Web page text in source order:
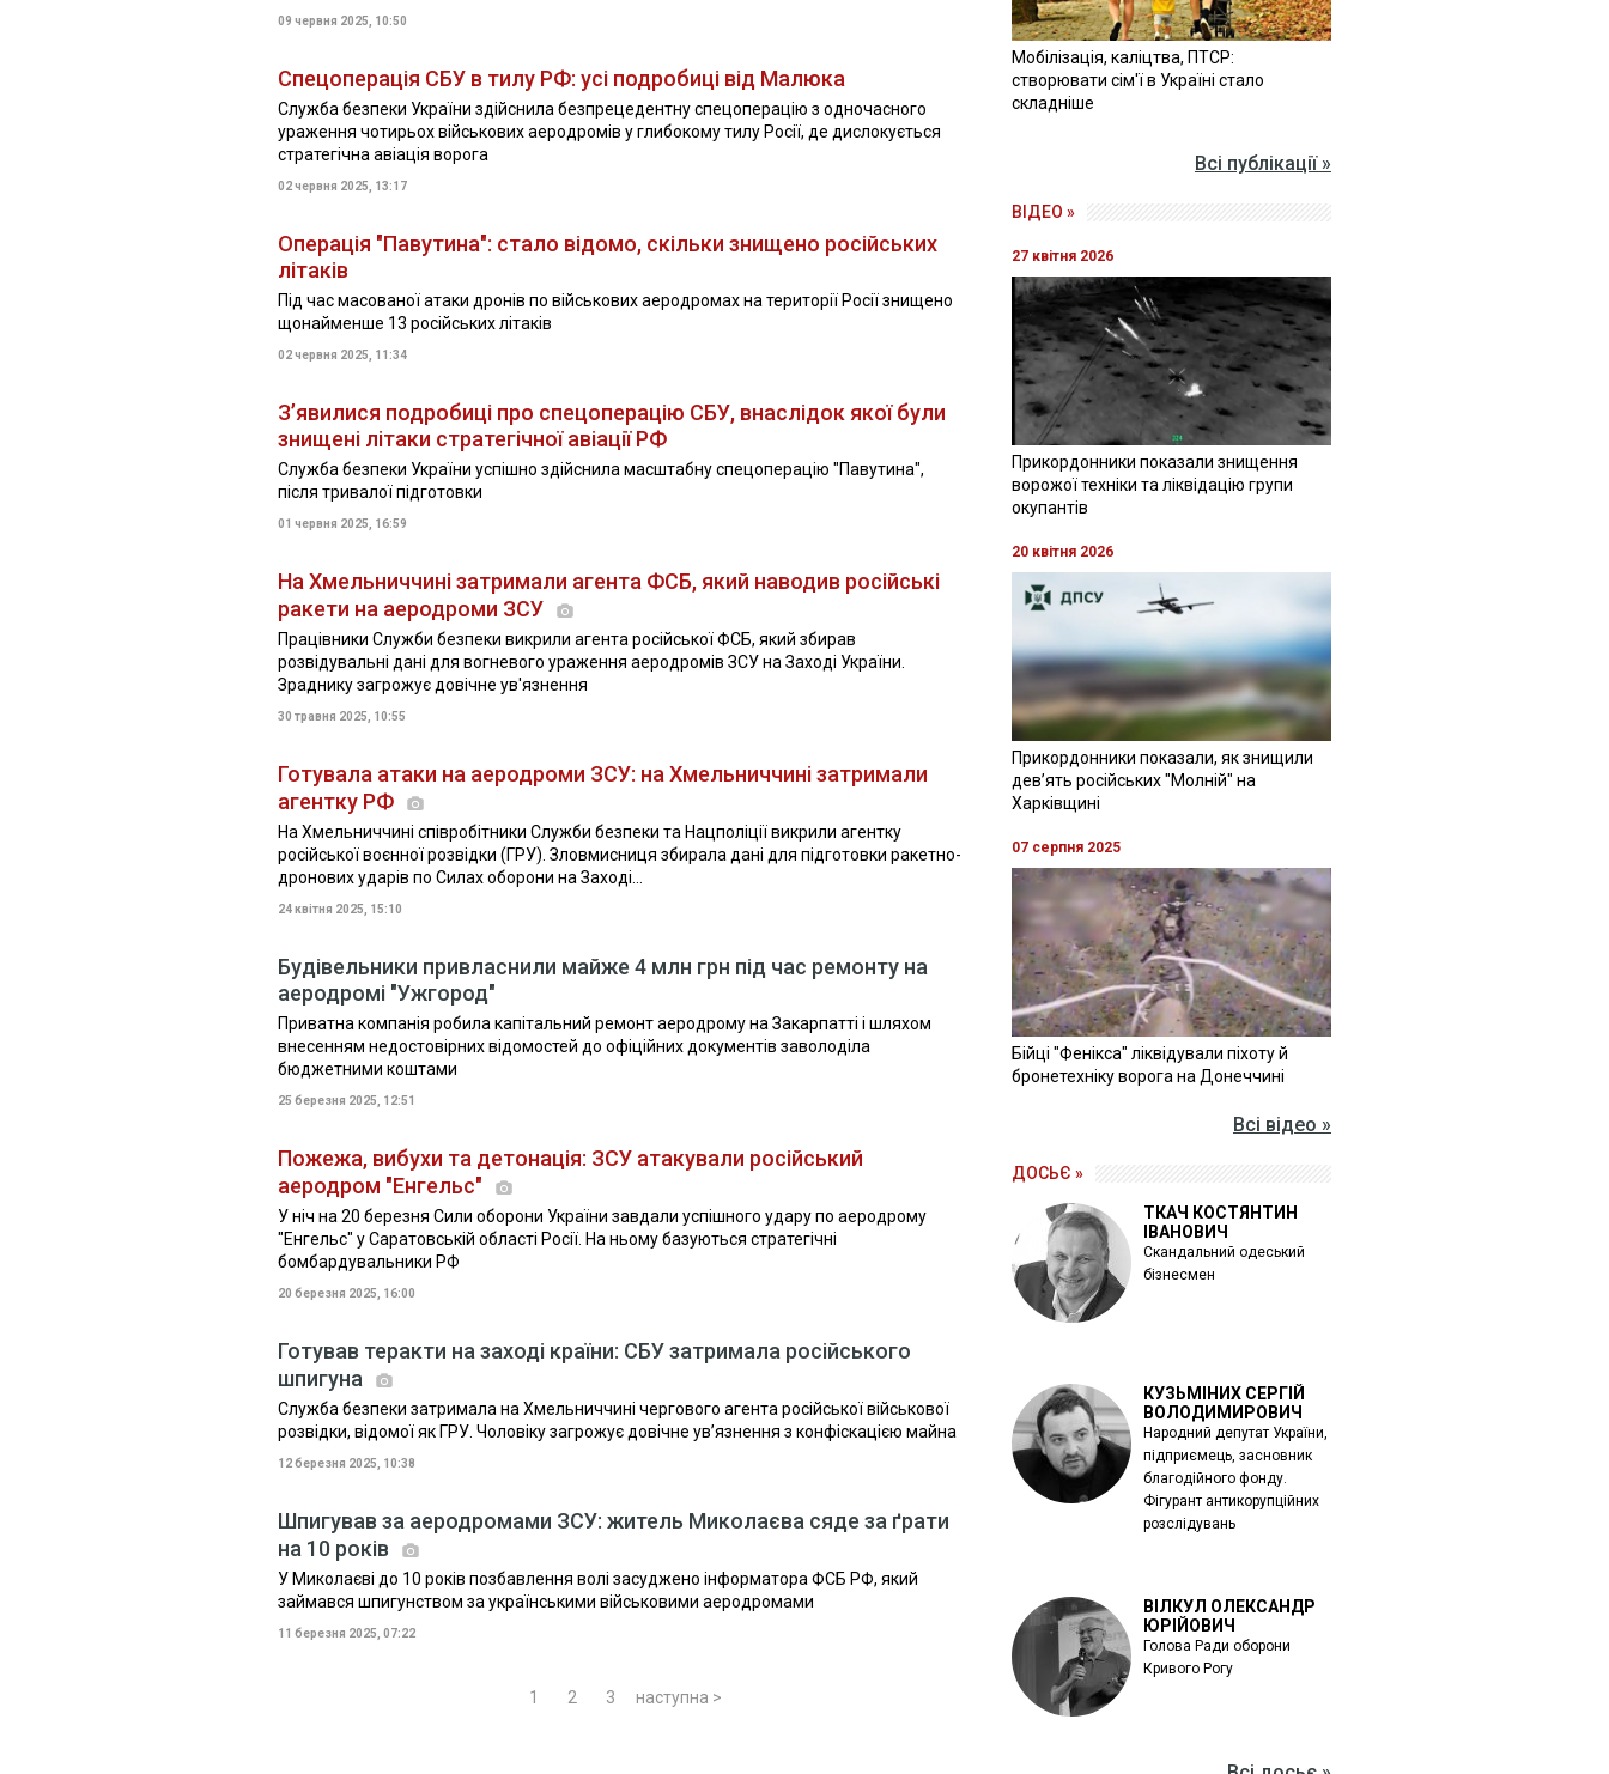
09 червня 2025, 10:50
Спецоперація СБУ в тилу РФ: усі подробиці від Малюка
Служба безпеки України здійснила безпрецедентну спецоперацію з одночасного
ураження чотирьох військових аеродромів у глибокому тилу Росії, де дислокується
стратегічна авіація ворога
02 червня 2025, 13:17
Операція "Павутина": стало відомо, скільки знищено російських
літаків
Під час масованої атаки дронів по військових аеродромах на території Росії знищено
щонайменше 13 російських літаків
02 червня 2025, 11:34
З’явилися подробиці про спецоперацію СБУ, внаслідок якої були
знищені літаки стратегічної авіації РФ
Служба безпеки України успішно здійснила масштабну спецоперацію "Павутина",
після тривалої підготовки
01 червня 2025, 16:59
На Хмельниччині затримали агента ФСБ, який наводив російські
ракети на аеродроми ЗСУ
Працівники Служби безпеки викрили агента російської ФСБ, який збирав
розвідувальні дані для вогневого ураження аеродромів ЗСУ на Заході України.
Зраднику загрожує довічне ув'язнення
30 травня 2025, 10:55
Готувала атаки на аеродроми ЗСУ: на Хмельниччині затримали
агентку РФ
На Хмельниччині співробітники Служби безпеки та Нацполіції викрили агентку
російської воєнної розвідки (ГРУ). Зловмисниця збирала дані для підготовки ракетно-
дронових ударів по Силах оборони на Заході...
24 квітня 2025, 15:10
Будівельники привласнили майже 4 млн грн під час ремонту на
аеродромі "Ужгород"
Приватна компанія робила капітальний ремонт аеродрому на Закарпатті і шляхом
внесенням недостовірних відомостей до офіційних документів заволоділа
бюджетними коштами
25 березня 2025, 12:51
Пожежа, вибухи та детонація: ЗСУ атакували російський
аеродром "Енгельс"
У ніч на 20 березня Сили оборони України завдали успішного удару по аеродрому
"Енгельс" у Саратовській області Росії. На ньому базуються стратегічні
бомбардувальники РФ
20 березня 2025, 16:00
Готував теракти на заході країни: СБУ затримала російського
шпигуна
Служба безпеки затримала на Хмельниччині чергового агента російської військової
розвідки, відомої як ГРУ. Чоловіку загрожує довічне ув’язнення з конфіскацією майна
12 березня 2025, 10:38
Шпигував за аеродромами ЗСУ: житель Миколаєва сяде за ґрати
на 10 років
У Миколаєві до 10 років позбавлення волі засуджено інформатора ФСБ РФ, який
займався шпигунством за українськими військовими аеродромами
11 березня 2025, 07:22
1 2 3 наступна >
Мобілізація, каліцтва, ПТСР:
створювати сім'ї в Україні стало
складніше
Всі публікації »
ВІДЕО »
27 квітня 2026
Прикордонники показали знищення
ворожої техніки та ліквідацію групи
окупантів
20 квітня 2026
Прикордонники показали, як знищили
девʼять російських "Молній" на
Харківщині
07 серпня 2025
Бійці "Фенікса" ліквідували піхоту й
бронетехніку ворога на Донеччині
Всі відео »
ДОСЬЄ »
ТКАЧ КОСТЯНТИН
ІВАНОВИЧ
Скандальний одеський
бізнесмен
КУЗЬМІНИХ СЕРГІЙ
ВОЛОДИМИРОВИЧ
Народний депутат України,
підприємець, засновник
благодійного фонду.
Фігурант антикорупційних
розслідувань
ВІЛКУЛ ОЛЕКСАНДР
ЮРІЙОВИЧ
Голова Ради оборони
Кривого Рогу